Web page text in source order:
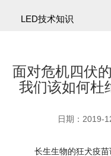
LED技术知识
面对危机四伏
我们该如何杜
日期：2019-
长生生物的狂犬疫